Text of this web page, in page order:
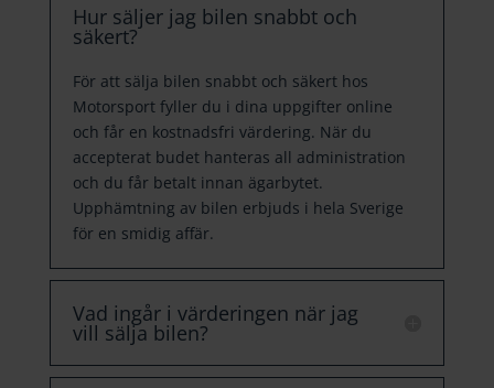
Hur säljer jag bilen snabbt och
säkert?
För att sälja bilen snabbt och säkert hos
Motorsport fyller du i dina uppgifter online
och får en kostnadsfri värdering. När du
accepterat budet hanteras all administration
och du får betalt innan ägarbytet.
Upphämtning av bilen erbjuds i hela Sverige
för en smidig affär.
Vad ingår i värderingen när jag
vill sälja bilen?